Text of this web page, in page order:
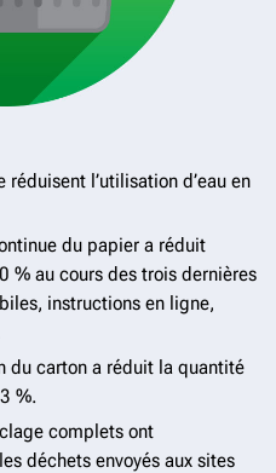
réduisent l’utilisation d’eau en
du papier a réduit
% au cours des trois dernières
instructions en ligne,
du carton a réduit la quantité
%.
complets ont
déchets envoyés aux sites